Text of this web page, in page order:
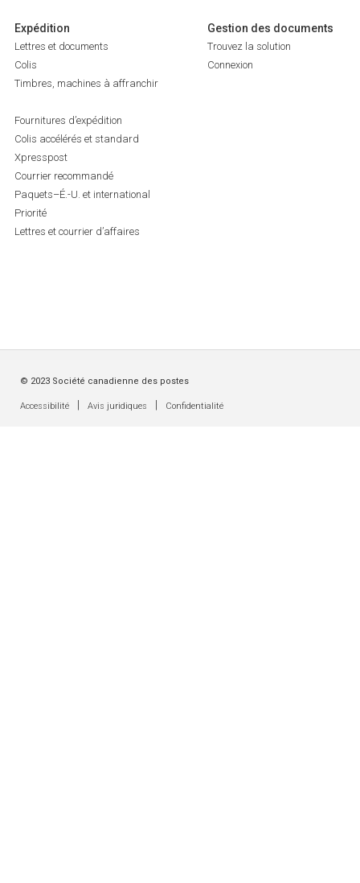
Expédition
Lettres et documents
Colis
Timbres, machines à affranchir
Fournitures d’expédition
Colis accélérés et standard
Xpresspost
Courrier recommandé
Paquets–É.-U. et international
Priorité
Lettres et courrier d’affaires
Gestion des documents
Trouvez la solution
Connexion
© 2023 Société canadienne des postes
Accessibilité Avis juridiques Confidentialité